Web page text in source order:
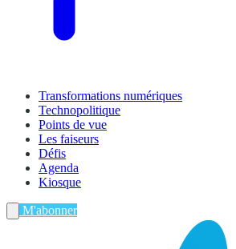
Transformations numériques
Technopolitique
Points de vue
Les faiseurs
Défis
Agenda
Kiosque
M'abonner